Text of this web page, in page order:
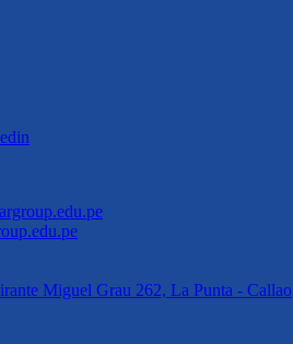
Miguel Grau 262, La Punta - Callao